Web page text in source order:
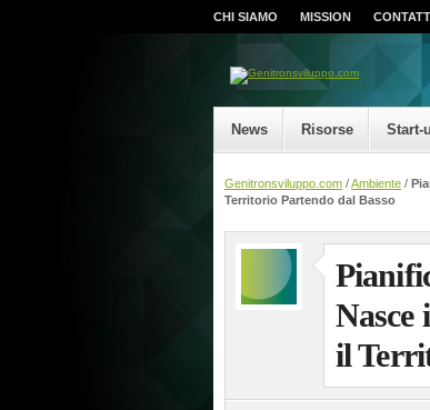
CHI SIAMO MISSION
News Risorse Start-
Genitronsviluppo.com /Ambiente /
Territorio Partendo dal Basso
Nasce
il